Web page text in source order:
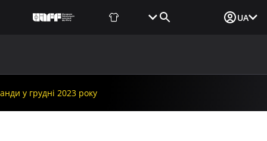
UA
у грудні 2023 року